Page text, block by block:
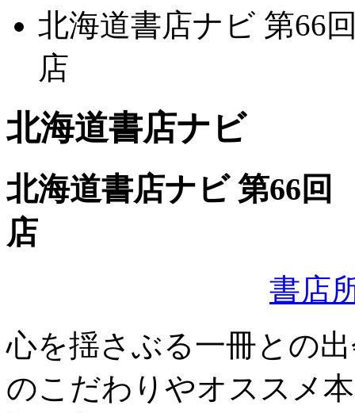
北海道書店ナビ 第66
店
北海道書店ナビ
北海道書店ナビ 第66
店
書店
心を揺さぶる一冊との
のこだわりやオススメ